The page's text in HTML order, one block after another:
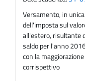
Versamento, in
dell'imposta sul
all'estero, risultante
saldo per l'anno
con la
corrispettivo